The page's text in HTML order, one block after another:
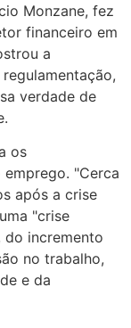
Monzane, fez
financeiro em
a
verdade de
os
"Cerca
após a crise
"crise
do incremento
no trabalho,
e da